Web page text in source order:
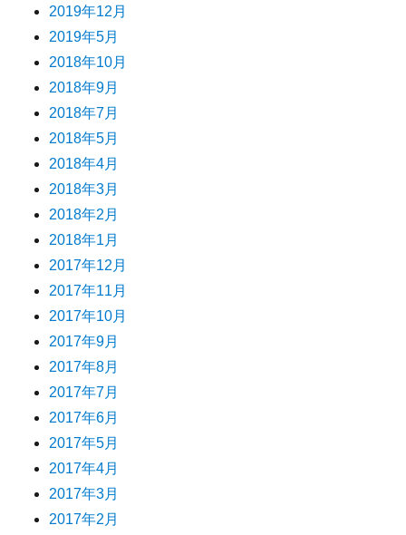
2019年12月
2019年5月
2018年10月
2018年9月
2018年7月
2018年5月
2018年4月
2018年3月
2018年2月
2018年1月
2017年12月
2017年11月
2017年10月
2017年9月
2017年8月
2017年7月
2017年6月
2017年5月
2017年4月
2017年3月
2017年2月